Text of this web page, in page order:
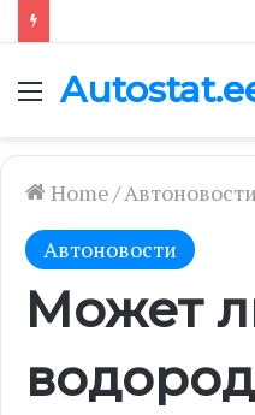
Menu
Home/Автоновости
Автоновости
Может
водород